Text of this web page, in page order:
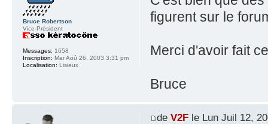
figurent sur le
Merci d'avoir fait
Bruce
Bruce Robertson
Vice-Président
Messages: 1658
Inscription: Mar Aoû 26, 2003 3:31 pm
Localisation: Lisieux
de V2Fle Lun Juil 12,